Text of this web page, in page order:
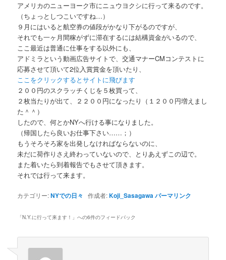
アメリカのニューヨーク市にニュウヨクシに行って来るのです。
（ちょっとしつこいですね…）
９月にはいると航空券の値段がかなり下がるのですが、
それでも一ヶ月間稼がずに滞在するには結構資金がいるので、
ここ最近は普通に仕事をする以外にも、
アドミラという動画広告サイトで、交通マナーCMコンテストに
応募させて頂いて2位入賞賞金を頂いたり、
ここをクリックするとサイトに飛びます
２００円のスクラッチくじを５枚買って、
２枚当たりが出て、２２００円になったり（１２００円増えまし
た＾＾）
したので、何とかNYへ行ける事になりました。
（帰国したら良いお仕事下さい……；）
もうそろそろ家を出発しなければならないのに、
未だに荷作りさえ終わっていないので、とりあえずこの辺で。
また着いたら到着報告でもさせて頂きます。
それでは行って来ます。
カテゴリー:NYでの日々 作成者:Koji_Sasagawaパーマリンク
「N.Y.に行って来ます！ 」への6件のフィードバック